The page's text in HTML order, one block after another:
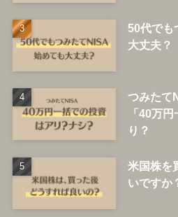
50代でも
大丈夫？
つみたて
「40万
り？
米国株を
いですか